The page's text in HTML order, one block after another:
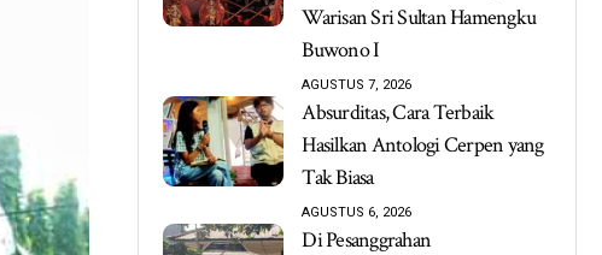
Warisan Sri Sultan Hamengku
Buwono I
AGUSTUS 7, 2026
Absurditas, Cara Terbaik
Hasilkan Antologi Cerpen yang
Tak Biasa
AGUSTUS 6, 2026
Di Pesanggrahan